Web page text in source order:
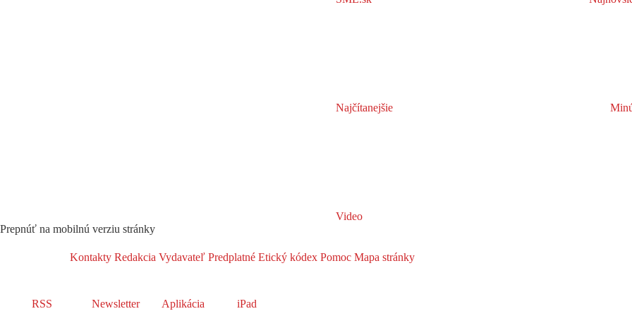
Najčítanejšie
Video
Prepnúť na mobilnú verziu stránky
Kontakty Redakcia Vydavateľ Predplatné Etický kódex Pomoc Mapa stránky
RSS Newsletter Aplikácia iPad